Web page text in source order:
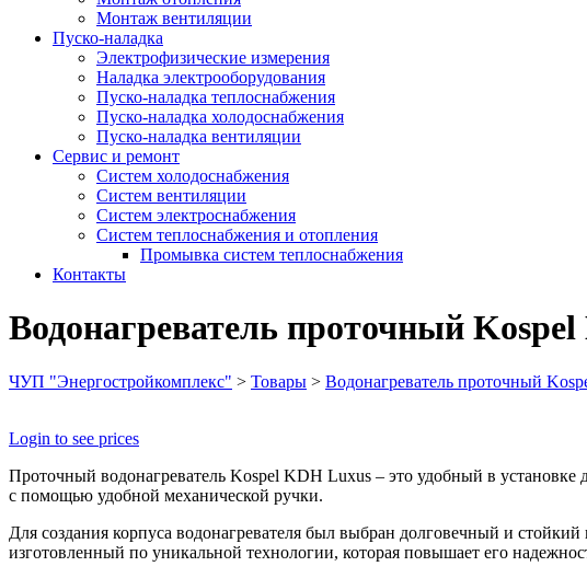
Монтаж вентиляции
Пуско-наладка
Электрофизические измерения
Наладка электрооборудования
Пуско-наладка теплоснабжения
Пуско-наладка холодоснабжения
Пуско-наладка вентиляции
Сервис и ремонт
Систем холодоснабжения
Систем вентиляции
Систем электроснабжения
Систем теплоснабжения и отопления
Промывка систем теплоснабжения
Контакты
Водонагреватель проточный
ЧУП "Энергостройкомплекс" > Товары > Водонагреватель проточный
Login to see prices
Проточный водонагреватель Kospel KDH Luxus – это удобный в
с помощью удобной механической ручки.
Для создания корпуса водонагревателя был выбран долговечный и
изготовленный по уникальной технологии, которая повышает его